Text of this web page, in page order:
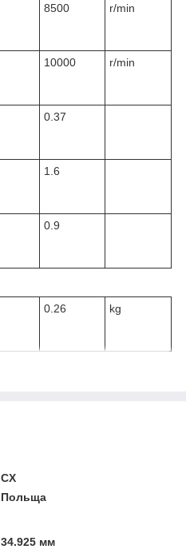
8500 r/min
10000 r/min
0.37
1.6
0.9
0.26 kg
CX
Польща
34.925 мм